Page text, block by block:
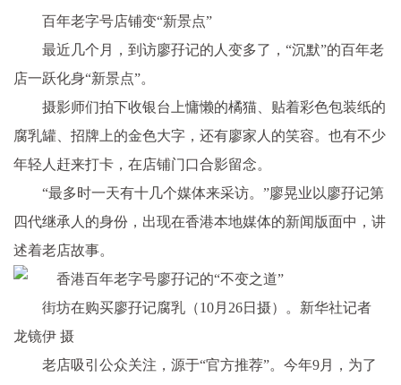
百年老字号店铺变“新景点”
最近几个月，到访廖孖记的人变多了，“沉默”的百年老
店一跃化身“新景点”。
摄影师们拍下收银台上慵懒的橘猫、贴着彩色包装纸的
腐乳罐、招牌上的金色大字，还有廖家人的笑容。也有不少
年轻人赶来打卡，在店铺门口合影留念。
“最多时一天有十几个媒体来采访。”廖晃业以廖孖记第
四代继承人的身份，出现在香港本地媒体的新闻版面中，讲
述着老店故事。
街坊在购买廖孖记腐乳（10月26日摄）。新华社记者
龙镜伊 摄
老店吸引公众关注，源于“官方推荐”。今年9月，为了